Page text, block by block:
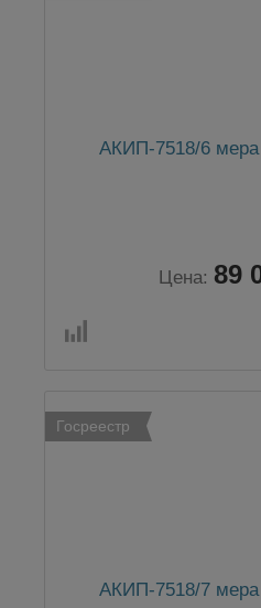
АКИП-7518/6 мера
Цена: 89
Госреестр
АКИП-7518/7 мера